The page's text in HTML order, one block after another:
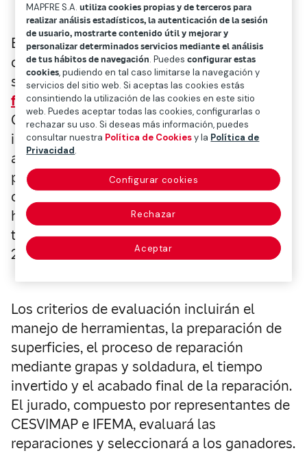
En Motortec, además, CESVIMAP aporta al
carácter divulgativo de la feria un
sorprendenteconcurso de reparación de
faros, con la colaboración de Prima Ibérica.
Con esta iniciativa se quiere destacar la
importancia de la reparación de faros,
actividad esencial para la sostenibilidad y la
protección del medioambiente. Este
concurso se celebrará el 25 de abril, en
horario de 10:30 a 13:30 horas; está abierto a
todos los visitantes de la Feria Motortec
2025.
Los criterios de evaluación incluirán el
manejo de herramientas, la preparación de
superficies, el proceso de reparación
mediante grapas y soldadura, el tiempo
invertido y el acabado final de la reparación.
El jurado, compuesto por representantes de
CESVIMAP e IFEMA, evaluará las
reparaciones y seleccionará a los ganadores.
MAPFRE S.A.utiliza cookies propias y de terceros para
realizar análisis estadísticos, la autenticación de la sesión
de usuario, mostrarte contenido útil y mejorar y
personalizar determinados servicios mediante el análisis
de tus hábitos de navegación. Puedesconfigurar estas
cookies, pudiendo en tal caso limitarse la navegación y
servicios del sitio web. Si aceptas las cookies estás
consintiendo la utilización de las cookies en este sitio
web. Puedes aceptar todas las cookies, configurarlas o
rechazar su uso. Si deseas más información, puedes
consultar nuestra Política de Cookiesy la Política de
Privacidad.
Configurar cookies
Rechazar
Aceptar